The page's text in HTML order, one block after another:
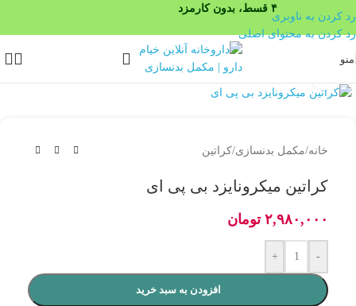
۴ قسط، بدون کارمزد
رد کردن به ناوبری
رد کردن به محتوای اصلی
منو
بزرگنمایی تصویر
خانه/مکمل بدنسازی/کراتین
کراتین میکرونایزد بی پی ای
۲,۹۸۰,۰۰۰ تومان
-
+
افزودن به سبد خرید